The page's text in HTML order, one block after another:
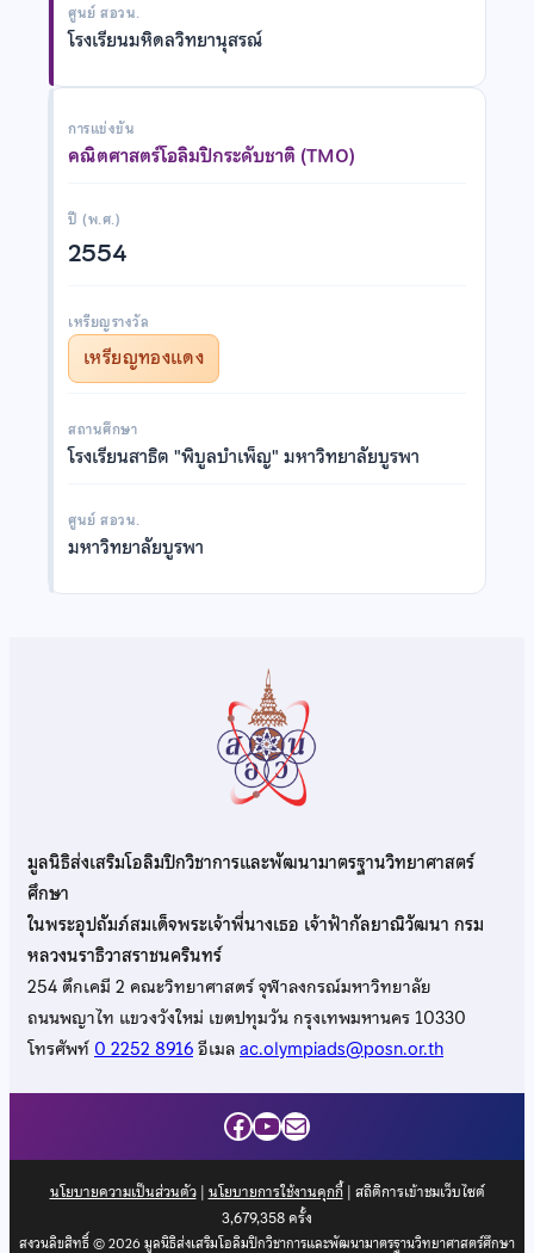
ศูนย์ สอวน.
โรงเรียนมหิดลวิทยานุสรณ์
การแข่งขัน
คณิตศาสตร์โอลิมปิกระดับชาติ (TMO)
ปี (พ.ศ.)
2554
เหรียญรางวัล
เหรียญทองแดง
สถานศึกษา
โรงเรียนสาธิต "พิบูลบำเพ็ญ" มหาวิทยาลัยบูรพา
ศูนย์ สอวน.
มหาวิทยาลัยบูรพา
มูลนิธิส่งเสริมโอลิมปิกวิชาการและพัฒนามาตรฐานวิทยาศาสตร์
ศึกษา
ในพระอุปถัมภ์สมเด็จพระเจ้าพี่นางเธอ เจ้าฟ้ากัลยาณิวัฒนา กรม
หลวงนราธิวาสราชนครินทร์
254 ตึกเคมี 2 คณะวิทยาศาสตร์ จุฬาลงกรณ์มหาวิทยาลัย
ถนนพญาไท แขวงวังใหม่ เขตปทุมวัน กรุงเทพมหานคร 10330
โทรศัพท์0 2252 8916อีเมลac.olympiads@posn.or.th
Facebook
YouTube
Mail
นโยบายความเป็นส่วนตัว| นโยบายการใช้งานคุกกี้| สถิติการเข้าชมเว็บไซต์
3,679,358ครั้ง
สงวนลิขสิทธิ์ © 2026 มูลนิธิส่งเสริมโอลิมปิกวิชาการและพัฒนามาตรฐานวิทยาศาสตร์ศึกษา